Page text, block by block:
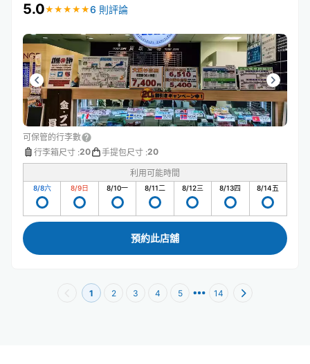
5.0★ ★ ★ ★ ★
★ ★ ★ ★ ★6 則評論
可保管的行李數
行李箱尺寸 :20 手提包尺寸 :20
利用可能時間
8/8六 8/9日 8/10一 8/11二 8/12三 8/13四 8/14五
預約此店舖
1 2 3 4 5 14